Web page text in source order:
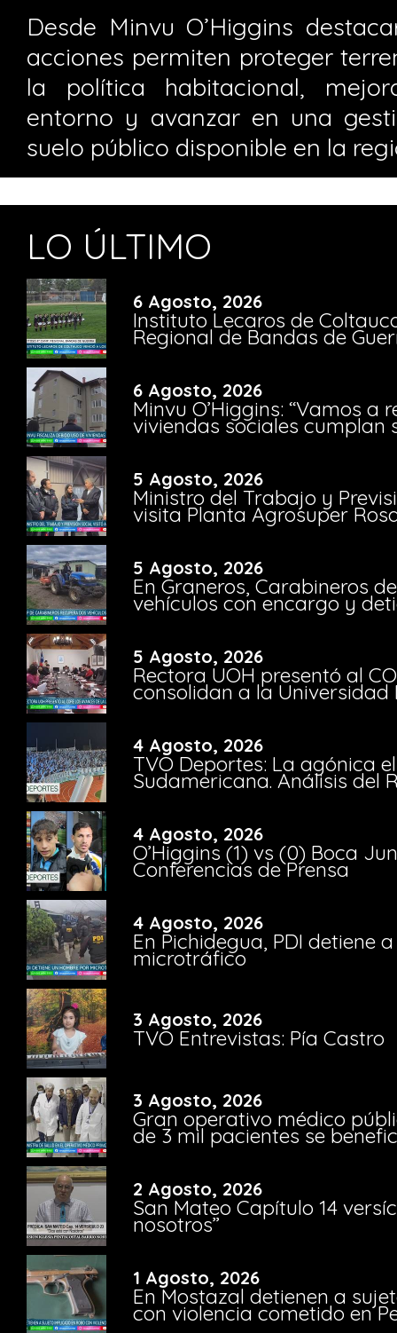
Desde Minvu O’Higgins
acciones permiten proteger
la política habitacional,
entorno y avanzar en una
suelo público disponible en la
LO ÚLTIMO
6 Agosto, 2026
Instituto Lecaros de
Regional de Bandas de
6 Agosto, 2026
Minvu O’Higgins: “Vamos a
viviendas sociales cumplan
5 Agosto, 2026
Ministro del Trabajo y
visita Planta Agrosuper
5 Agosto, 2026
En Graneros, Carabineros
vehículos con encargo y
5 Agosto, 2026
Rectora UOH presentó al
consolidan a la Universidad
4 Agosto, 2026
TVO Deportes: La agónica
Sudamericana. Análisis del
4 Agosto, 2026
O’Higgins (1) vs (0) Boca
Conferencias de Prensa
4 Agosto, 2026
En Pichidegua, PDI detiene
microtráfico
3 Agosto, 2026
TVO Entrevistas: Pía Castro
3 Agosto, 2026
Gran operativo médico
de 3 mil pacientes se
2 Agosto, 2026
San Mateo Capítulo 14
nosotros”
1 Agosto, 2026
En Mostazal detienen a
con violencia cometido en